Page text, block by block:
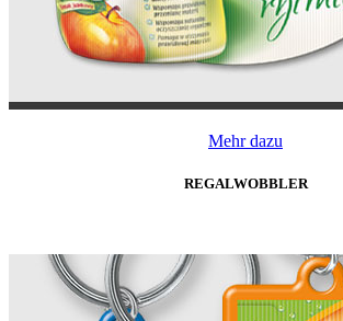
Mehr dazu
REGALWOBBLER